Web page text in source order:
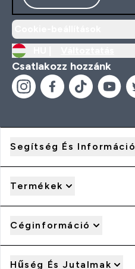
Csatlakozz hozzánk
Segítség És Információ
Termékek
Céginformáció
Hűség És Jutalmak